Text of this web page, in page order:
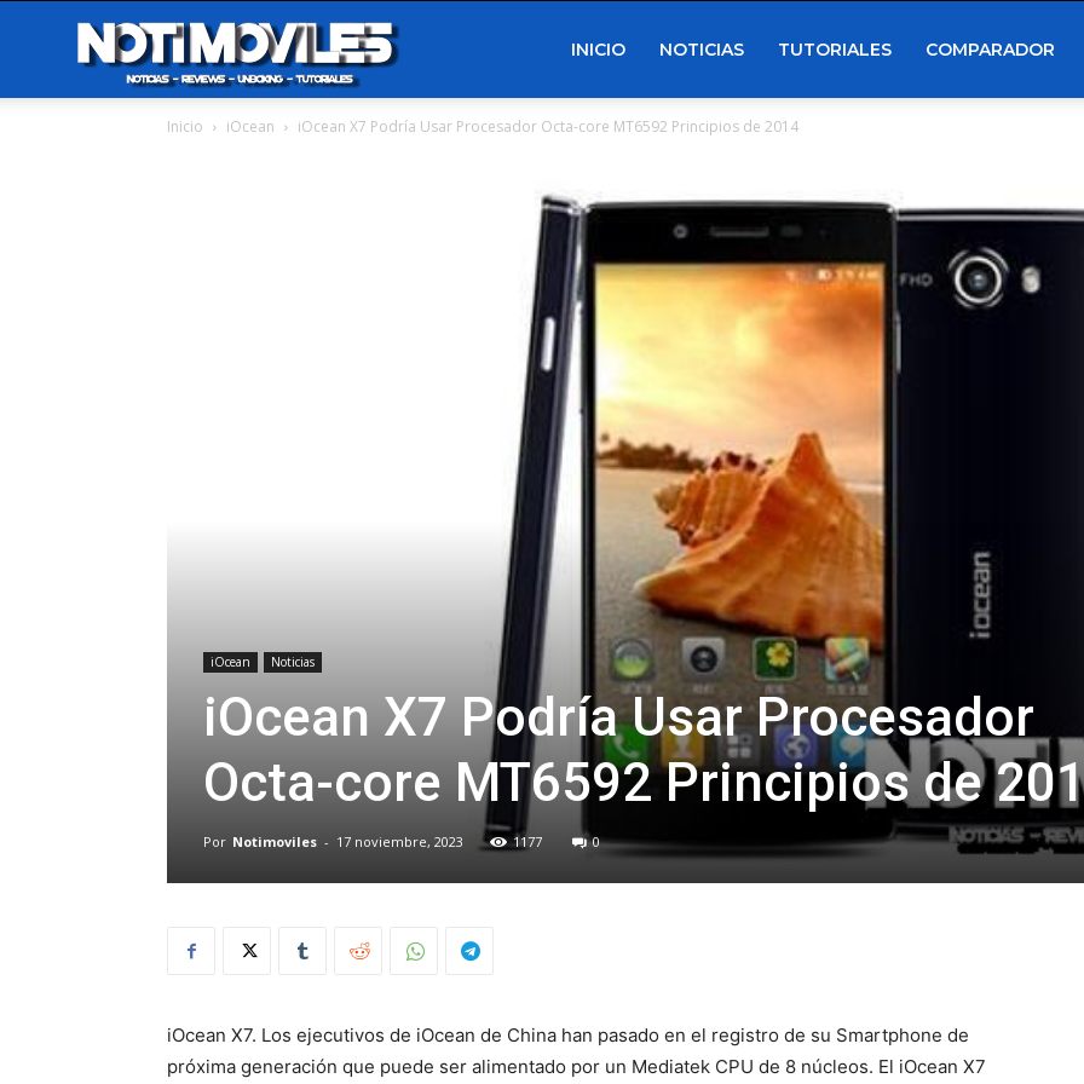
INICIO NOTICIAS TUTORIALES COMPARADOR
Inicio iOcean iOcean X7 Podría Usar Procesador Octa-core MT6592 Principios de 2014
iOcean Noticias
iOcean X7 Podría Usar Procesador
Octa-core MT6592 Principios de
Por Notimoviles - 17 noviembre, 2023 1177 0
iOcean X7. Los ejecutivos de iOcean de China han pasado en el registro de su Smartphone de
próxima generación que puede ser alimentado por un Mediatek CPU de 8 núcleos. El iOcean X7